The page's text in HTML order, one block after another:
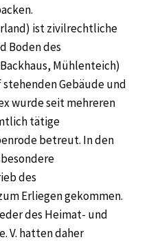
ist zivilrechtliche
Boden des
Mühlenteich)
Gebäude und
wurde seit mehreren
tätige
betreut. In den
des
Erliegen gekommen.
des Heimat- und
V. hatten daher